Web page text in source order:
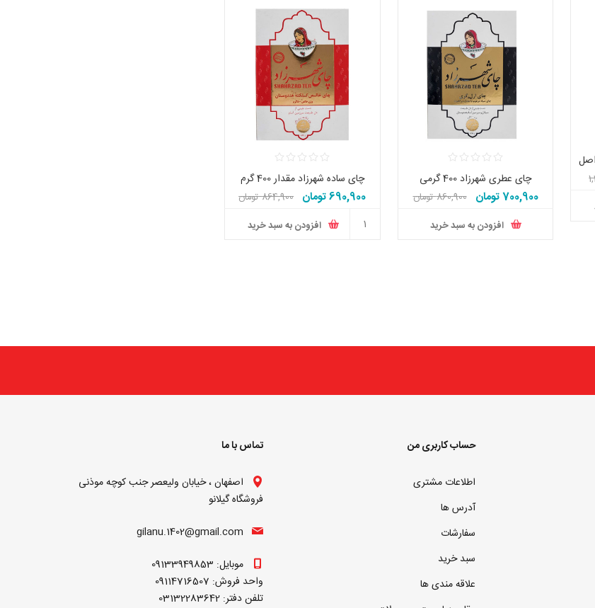
چای عطری شهرزاد 400 گرمی
700,900 تومان
860,900 تومان
افزودن به سبد خرید
چای ساده شهرزاد مقدار 400 گرم
690,900 تومان
864,900 تومان
افزودن به سبد خرید
حساب کاربری من
اطلاعات مشتری
آدرس ها
سفارشات
سبد خرید
علاقه مندی ها
تماس با ما
اصفهان ، خیابان ولیعصر جنب کوچه موذنی
فروشگاه گیلانو
gilanu.1402@gmail.com
موبایل: 09133949853
واحد فروش: 09114716507
تلفن دفتر: 03132283642